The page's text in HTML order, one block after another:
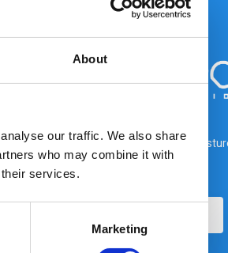
About
our traffic. We also share
who may combine it with
services.
Marketing
Meld je nu aan voor onze nieuwsbrief. We
iets interessants te melden hebben.
* Lees hier de wettelijke beperkingen